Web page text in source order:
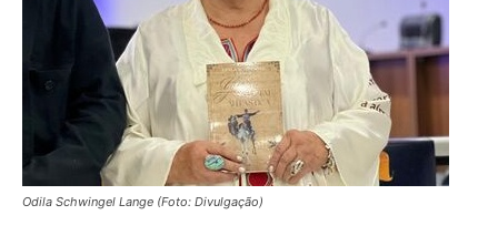
Odila Schwingel Lange (Foto: Divulgação)